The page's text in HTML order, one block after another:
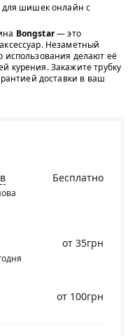
для шишек онлайн с
Bongstar— это
Незаметный
использования делают её
курения. Закажите трубку
доставки в ваш
Бесплатно
от 35грн
от 100грн